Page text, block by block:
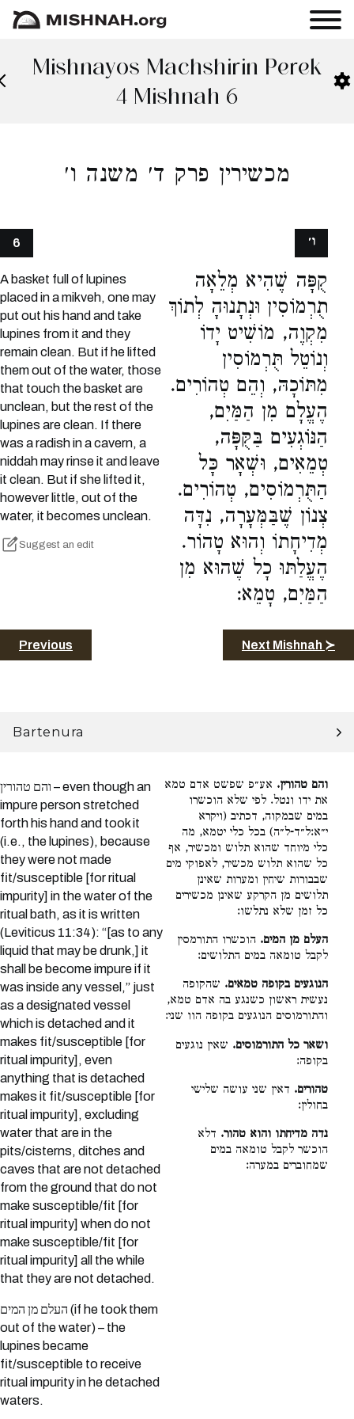
Mishnayos Machshirin Perek
4 Mishnah 6
מכשירין פרק ד׳ משנה ו׳
6
A basket full of lupines
placed in a mikveh, one may
put out his hand and take
lupines from it and they
remain clean. But if he lifted
them out of the water, those
that touch the basket are
unclean, but the rest of the
lupines are clean. If there
was a radish in a cavern, a
niddah may rinse it and leave
it clean. But if she lifted it,
however little, out of the
water, it becomes unclean.
Suggest an edit
קֻפָּה שֶׁהִיא מְלֵאָה
תֻרְמוֹסִין וּנְתָנוּהָ לְתוֹךְ
מִקְוֶה, מוֹשִׁיט יָדוֹ
וְנוֹטֵל תֻּרְמוֹסִין
מִתּוֹכָהּ, וְהֵם טְהוֹרִים.
הֶעֱלָם מִן הַמַּיִם,
הַנּוֹגְעִים בַּקֻּפָּה,
טְמֵאִים, וּשְׁאָר כָּל
הַתֻּרְמוֹסִים, טְהוֹרִים.
צְנוֹן שֶׁבַּמְּעָרָה, נִדָּה
מְדִיחָתוֹ וְהוּא טָהוֹר.
הֶעֱלַתּוּ כָל שֶׁהוּא מִן
הַמַּיִם, טָמֵא:
ו׳
Previous Next Mishnah ≻
Bartenura
והם טהורין – even though an
impure person stretched
forth his hand and took it
(i.e., the lupines), because
they were not made
fit/susceptible [for ritual
impurity] in the water of the
ritual bath, as it is written
(Leviticus 11:34): “[as to any
liquid that may be drunk,] it
shall be become impure if it
was inside any vessel,” just
as a designated vessel
which is detached and it
makes fit/susceptible [for
ritual impurity], even
anything that is detached
makes it fit/susceptible [for
ritual impurity], excluding
water that are in the
pits/cisterns, ditches and
caves that are not detached
from the ground that do not
make susceptible/fit [for
ritual impurity] when do not
make susceptible/fit [for
ritual impurity] all the while
that they are not detached.
העלם מן המים (if he took them
out of the water) – the
lupines became
fit/susceptible to receive
ritual impurity in he detached
waters.
והם טהורין. אע״פ שפשט אדם טמא
את ידו ונטל. לפי שלא הוכשרו
במים שבמקוה, דכתיב (ויקרא
י״א:ל״ד-ל״ה) בכל כלי יטמא, מה
כלי מיוחד שהוא תלוש ומכשיר, אף
כל שהוא תלוש מכשיר, לאפוקי מים
שבבורות שיחין ומערות שאינן
תלושים מן הקרקע שאינן מכשירים
כל זמן שלא נתלשו:
העלם מן המים. הוכשרו התורמסין
לקבל טומאה במים התלושים:
הנוגעים בקופה טמאים. שהקופה
נעשית ראשון כשנגע בה אדם טמא,
והתורמוסים הנוגעים בקופה הוו שני:
ושאר כל התורמוסים. שאין נוגעים
בקופה:
טהורים. דאין שני עושה שלישי
בחולין:
נדה מדיחתו והוא טהור. דלא
הוכשר לקבל טומאה במים
שמחוברים במערה: